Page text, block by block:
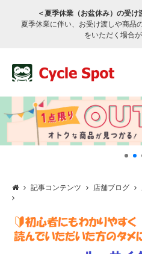
＜夏季休業（お盆休み）の受
夏季休業に伴い、お受け渡しや商品
をいただく場合が
サービスのご案内
記事コンテンツ 店舗ブログ